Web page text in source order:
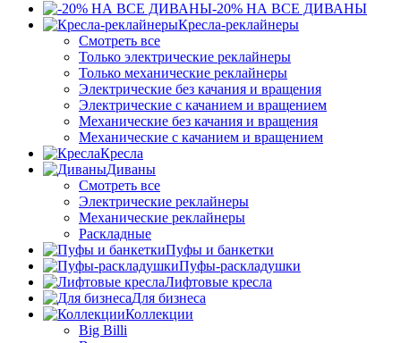
-20% НА ВСЕ ДИВАНЫ
Кресла-реклайнеры
Смотреть все
Только электрические реклайнеры
Только механические реклайнеры
Электрические без качания и вращения
Электрические с качанием и вращением
Механические без качания и вращения
Механические с качанием и вращением
Кресла
Диваны
Смотреть все
Электрические реклайнеры
Механические реклайнеры
Раскладные
Пуфы и банкетки
Пуфы-раскладушки
Лифтовые кресла
Для бизнеса
Коллекции
Big Billi